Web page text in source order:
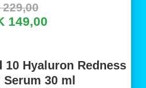
149,00
10 Hyaluron Redness
30 ml